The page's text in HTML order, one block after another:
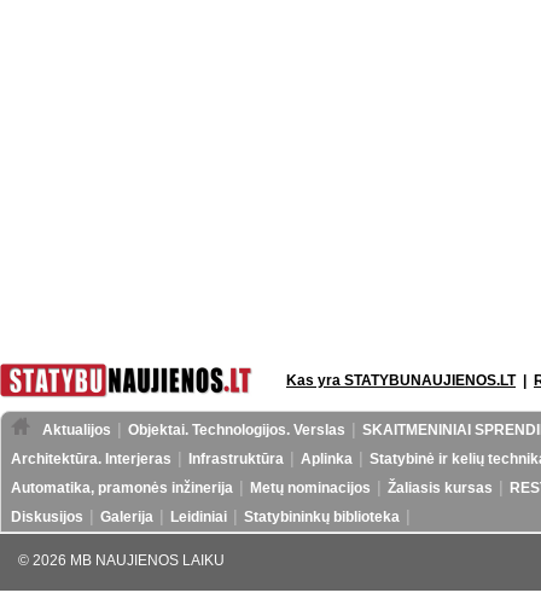
Kas yra STATYBUNAUJIENOS.LT|
Aktualijos Objektai. Technologijos. Verslas
SKAITMENINIAI
Architektūra. Interjeras
Infrastruktūra Aplinka
Statybinė ir kelių
Automatika, pramonės inžinerija
Metų nominacijos Žaliasis kursas
Diskusijos
Galerija Leidiniai Statybininkų biblioteka
© 2026 MB NAUJIENOS LAIKU